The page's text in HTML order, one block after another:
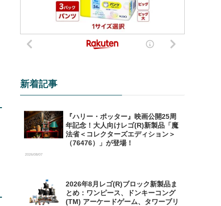
新着記事
『ハリー・ポッター』映画公開25周
年記念！大人向けレゴ(R)新製品「魔
法省＜コレクターズエディション＞
（76476）」が登場！
2026/08/07
2026年8月レゴ(R)ブロック新製品ま
とめ：ワンピース、ドンキーコング
(TM) アーケードゲーム、タワーブリ